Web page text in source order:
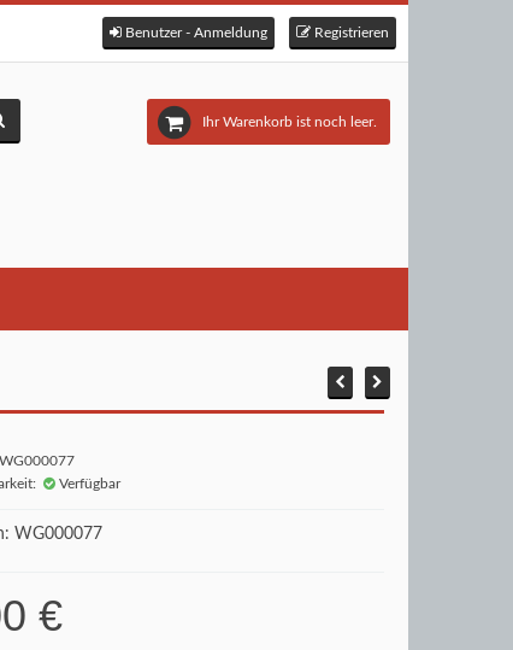
Benutzer - Anmeldung Registrieren
Ihr Warenkorb ist noch leer.
Verfügbar
WG000077
€